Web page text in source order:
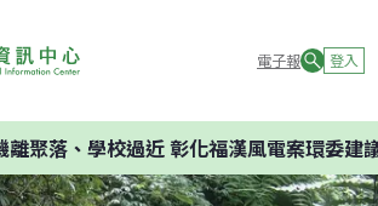
電子報 登入
、學校過近 彰化福漢風電案環委建議不應